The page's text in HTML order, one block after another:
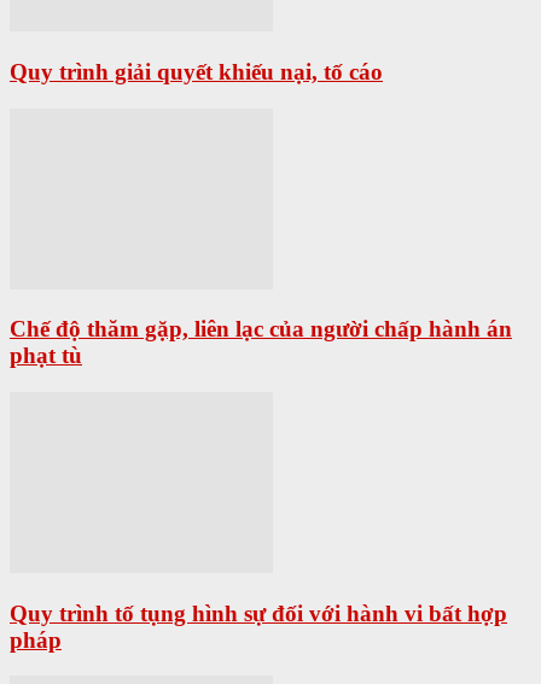
Quy trình giải quyết khiếu nại, tố cáo
Chế độ thăm gặp, liên lạc của người chấp hành án
phạt tù
Quy trình tố tụng hình sự đối với hành vi bất hợp
pháp